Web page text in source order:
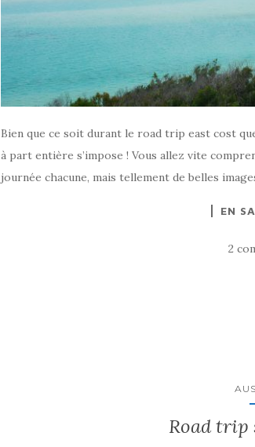
Bien que ce soit durant le road trip east cost
à part entière s’impose ! Vous allez vite
journée chacune, mais tellement de belles
EN
2
Road trip